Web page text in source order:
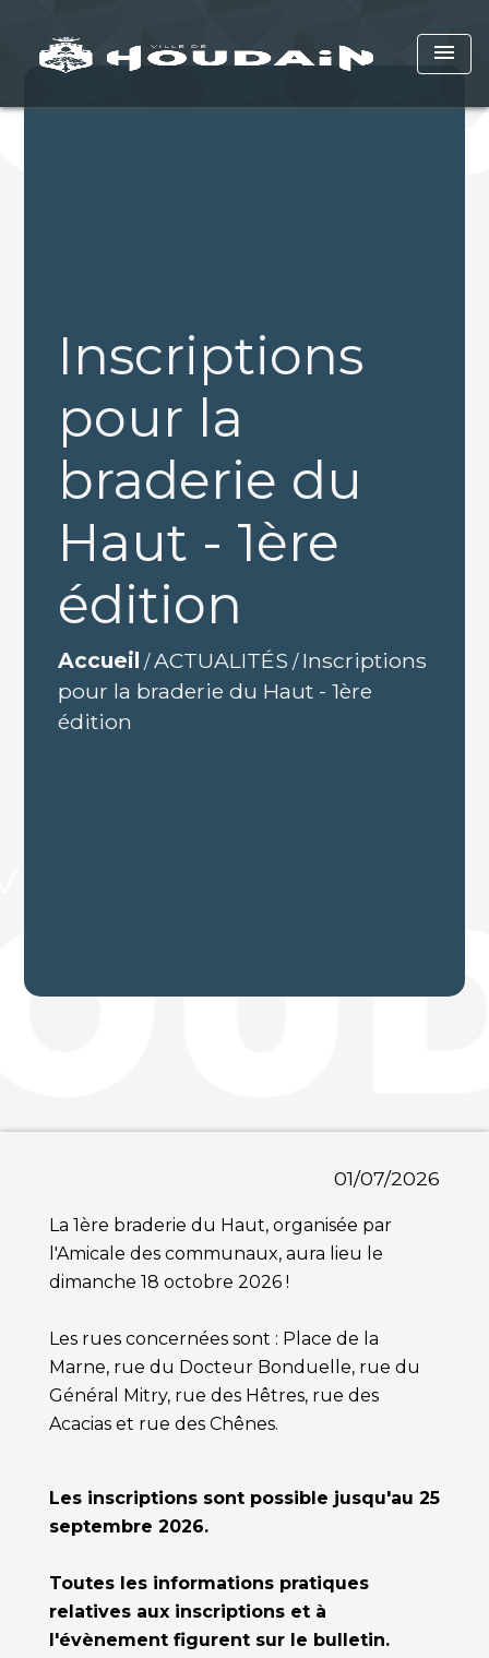
menu
Inscriptions
pour la
braderie du
Haut - 1ère
édition
Accueil /ACTUALITÉS / Inscriptions
pour la braderie du Haut - 1ère
édition
01/07/2026
La 1ère braderie du Haut, organisée par
l'Amicale des communaux, aura lieu le
dimanche 18 octobre 2026 !
Les rues concernées sont : Place de la
Marne, rue du Docteur Bonduelle, rue du
Général Mitry, rue des Hêtres, rue des
Acacias et rue des Chênes.
Les inscriptions sont possible jusqu'au 25
septembre 2026.
Toutes les informations pratiques
relatives aux inscriptions et à
l'évènement figurent sur le bulletin.